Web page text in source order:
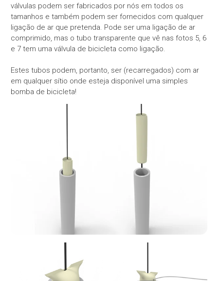
válvulas podem ser fabricados por nós em todos os
tamanhos e também podem ser fornecidos com qualquer
ligação de ar que pretenda. Pode ser uma ligação de ar
comprimido, mas o tubo transparente que vê nas fotos 5, 6
e 7 tem uma válvula de bicicleta como ligação.
Estes tubos podem, portanto, ser (recarregados) com ar
em qualquer sítio onde esteja disponível uma simples
bomba de bicicleta!